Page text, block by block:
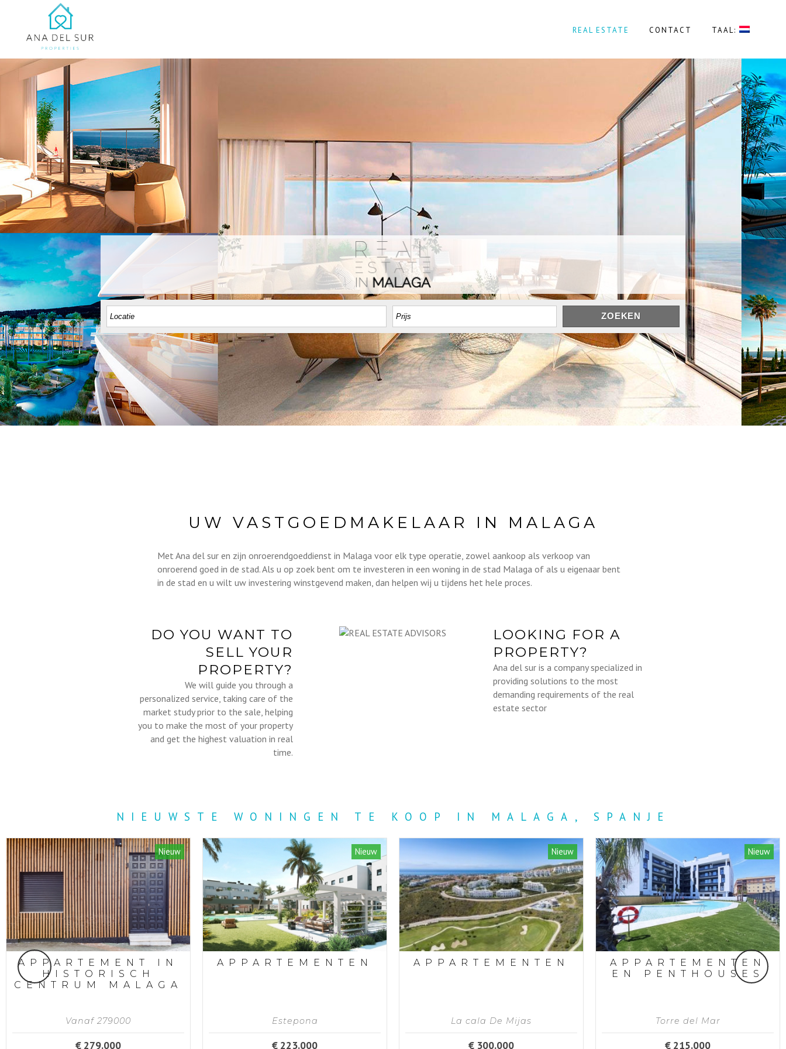
REAL ESTATE CONTACT TAAL:
ZOEKEN
UW VASTGOEDMAKELAAR IN MALAGA
Met Ana del sur en zijn onroerendgoeddienst in Malaga voor elk type operatie, zowel aankoop als verkoop van
onroerend goed in de stad. Als u op zoek bent om te investeren in een woning in de stad Malaga of als u eigenaar bent
in de stad en u wilt uw investering winstgevend maken, dan helpen wij u tijdens het hele proces.
DO YOU WANT TO
SELL YOUR
PROPERTY?
We will guide you through a
personalized service, taking care of the
market study prior to the sale, helping
you to make the most of your property
and get the highest valuation in real
time.
LOOKING FOR A
PROPERTY?
Ana del sur is a company specialized in
providing solutions to the most
demanding requirements of the real
estate sector
NIEUWSTE WONINGEN TE KOOP IN MALAGA, SPANJE
Nieuw
APPARTEMENT IN
HISTORISCH
CENTRUM MALAGA
Vanaf 279000
€ 279.000
Nieuw
APPARTEMENTEN
Estepona
€ 223.000
Nieuw
APPARTEMENTEN
La cala De Mijas
€ 300.000
Nieuw
APPARTEMENTEN
EN PENTHOUSES
Torre del Mar
€ 215.000